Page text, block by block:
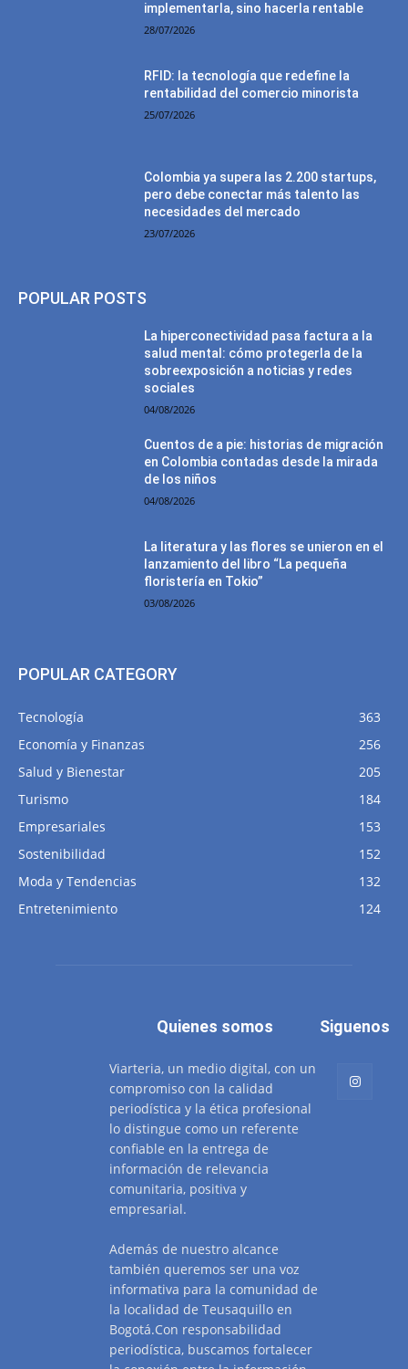
implementarla, sino hacerla rentable
28/07/2026
RFID: la tecnología que redefine la
rentabilidad del comercio minorista
25/07/2026
Colombia ya supera las 2.200 startups,
pero debe conectar más talento las
necesidades del mercado
23/07/2026
POPULAR POSTS
La hiperconectividad pasa factura a la
salud mental: cómo protegerla de la
sobreexposición a noticias y redes
sociales
04/08/2026
Cuentos de a pie: historias de migración
en Colombia contadas desde la mirada
de los niños
04/08/2026
La literatura y las flores se unieron en el
lanzamiento del libro “La pequeña
floristería en Tokio”
03/08/2026
POPULAR CATEGORY
Tecnología
363
Economía y Finanzas
256
Salud y Bienestar
205
Turismo
184
Empresariales
153
Sostenibilidad
152
Moda y Tendencias
132
Entretenimiento
124
Quienes somos
Viarteria, un medio digital, con un
compromiso con la calidad
periodística y la ética profesional
lo distingue como un referente
confiable en la entrega de
información de relevancia
comunitaria, positiva y
empresarial.
Además de nuestro alcance
también queremos ser una voz
informativa para la comunidad de
la localidad de Teusaquillo en
Bogotá.Con responsabilidad
periodística, buscamos fortalecer
Siguenos